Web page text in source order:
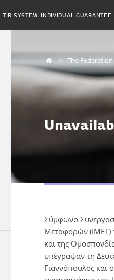
TIR SYSTEM INDIVIDUAL GUARANTEE
The Federation
Σύμφωνο
Μεταφορών (ΙΜΕΤ)
και της
υπέγραψαν τη
Γιαννόπουλος και